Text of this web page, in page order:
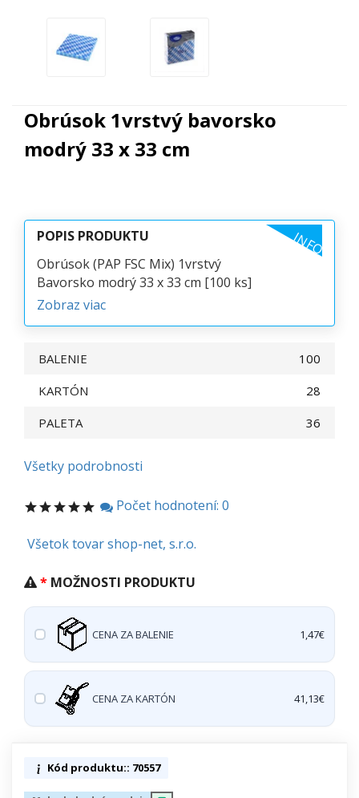
Obrúsok 1vrstvý bavorsko
modrý 33 x 33 cm
POPIS PRODUKTU INFO
Obrúsok (PAP FSC Mix) 1vrstvý
Bavorsko modrý 33 x 33 cm [100 ks]
Zobraz viac
BALENIE
100
KARTÓN
28
PALETA
36
Všetky podrobnosti
Počet hodnotení: 0
Všetok tovar shop-net, s.r.o.
MOŽNOSTI PRODUKTU
CENA ZA BALENIE 1,47€
CENA ZA KARTÓN 41,13€
Kód produktu:: 70557